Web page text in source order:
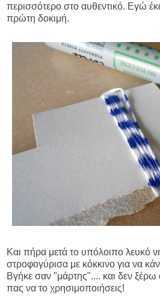
περισσότερο στο αυθεντικό. Εγώ
πρώτη δοκιμή.
Και πήρα μετά το υπόλοιπο λευκό
στροφογύρισα με κόκκινο για να
Βγήκε σαν "μάρτης".... και δεν ξέρω
πας να το χρησιμοποιήσεις!